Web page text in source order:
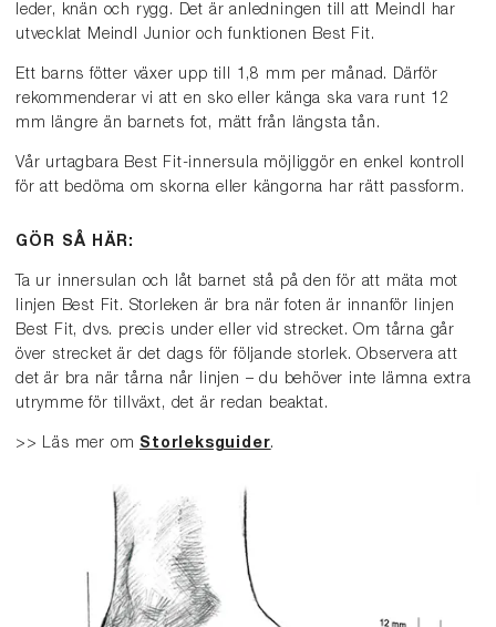
leder, knän och rygg. Det är anledningen till att Meindl har
utvecklat Meindl Junior och funktionen Best Fit.
Ett barns fötter växer upp till 1,8 mm per månad. Därför
rekommenderar vi att en sko eller känga ska vara runt 12
mm längre än barnets fot, mätt från längsta tån.
Vår urtagbara Best Fit-innersula möjliggör en enkel kontroll
för att bedöma om skorna eller kängorna har rätt passform.
GÖR SÅ HÄR:
Ta ur innersulan och låt barnet stå på den för att mäta mot
linjen Best Fit. Storleken är bra när foten är innanför linjen
Best Fit, dvs. precis under eller vid strecket. Om tårna går
över strecket är det dags för följande storlek. Observera att
det är bra när tårna når linjen – du behöver inte lämna extra
utrymme för tillväxt, det är redan beaktat.
>> Läs mer om Storleksguider.